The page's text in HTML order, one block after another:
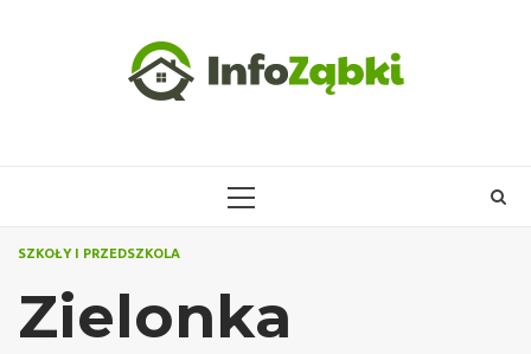
PRIMARY
SZKOŁY I PRZEDSZKOLA
Zielonka